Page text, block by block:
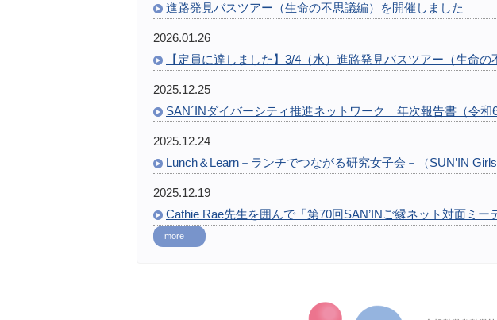
進路発見バスツアー（生命の不思議編）を開催しました
2026.01.26
【定員に達しました】3/4（水）進路発見バスツアー（生命
2025.12.25
SAN´INダイバーシティ推進ネットワーク 年次報告書（令
2025.12.24
Lunch＆Learn－ランチでつながる研究女子会－（SUN’IN Girls
2025.12.19
Cathie Rae先生を囲んで「第70回SAN’INご縁ネット対面ミー
more